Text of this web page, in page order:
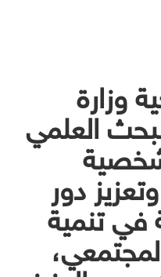
وزارة
العلمي
شخصية
دور
في تنمية